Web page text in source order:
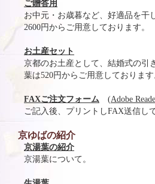
ご贈答用
お中元・お歳暮など、好適品を干
2600円からご用意しております。
お土産セット
京都のお土産として、結婚式の引
葉は520円からご用意しております
FAXご注文フォーム (Adobe
ご記入後、プリントしFAX送信し
京ゆばの紹介
京湯葉の紹介
京湯葉について。